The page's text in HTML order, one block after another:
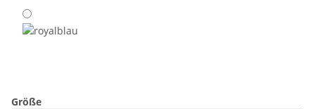
Größe